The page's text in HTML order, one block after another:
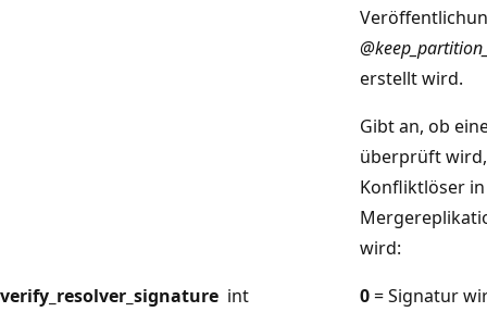
erstellt wird.
verify_resolver_signature int
Gibt an, ob
überprüft
Konfliktlöser
wird:
0= Signatur